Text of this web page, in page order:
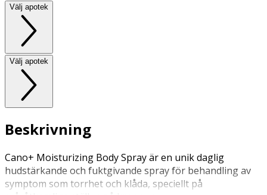
Välj apotek
Välj apotek
Beskrivning
Cano+ Moisturizing Body Spray är en unik daglig
hudstärkande och fuktgivande spray för behandling av
symptom som torrhet och klåda, speciellt på